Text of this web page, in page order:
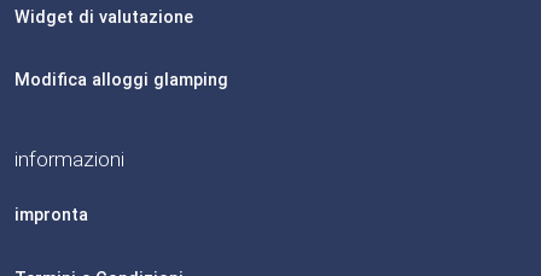
Widget di valutazione
Modifica alloggi glamping
informazioni
impronta